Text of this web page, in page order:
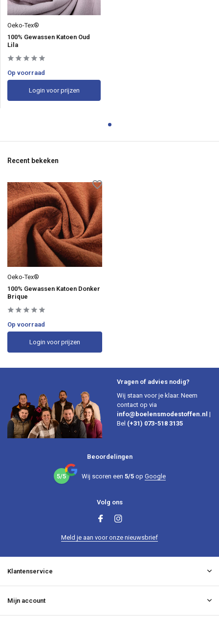
Oeko-Tex®
100% Gewassen Katoen Oud
Lila
Op voorraad
Login voor prijzen
Recent bekeken
Oeko-Tex®
100% Gewassen Katoen Donker
Brique
Op voorraad
Login voor prijzen
Vragen of advies nodig?
Wij staan voor je klaar. Neem
contact op via
info@boelensmodestoffen.nl |
Bel (+31) 073-518 3135
Beoordelingen
5/5 Wij scoren een 5/5op Google
Volg ons
Meld je aan voor onze nieuwsbrief
Klantenservice
Mijn account